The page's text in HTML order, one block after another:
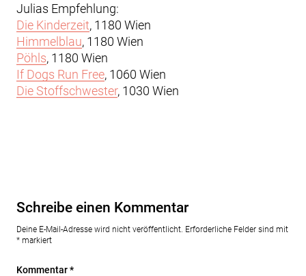
Julias Empfehlung:
Die Kinderzeit, 1180 Wien
Himmelblau, 1180 Wien
Pöhls, 1180 Wien
If Dogs Run Free, 1060 Wien
Die Stoffschwester, 1030 Wien
Schreibe einen Kommentar
Deine E-Mail-Adresse wird nicht veröffentlicht. Erforderliche Felder sind mit
* markiert
Kommentar*